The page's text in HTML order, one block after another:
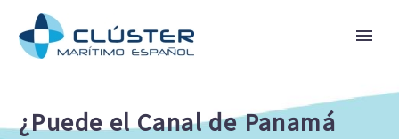
¿Puede el Canal de Panamá